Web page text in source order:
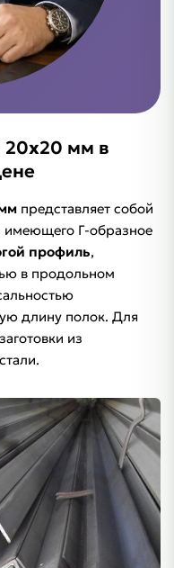
20х20 мм в
представляет собой
имеющего Г-образное
профиль,
в продольном
длину полок. Для
из